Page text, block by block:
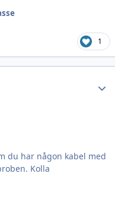
1
du har någon kabel med
Kolla